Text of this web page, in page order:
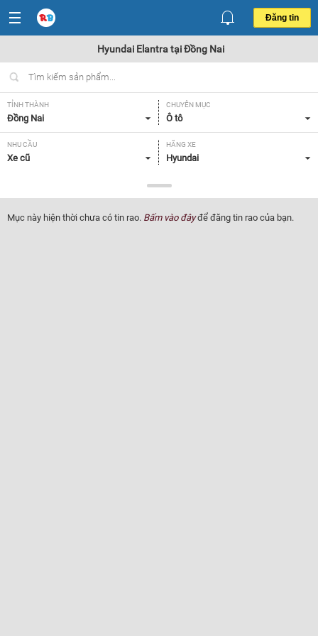
Đăng tin
Hyundai Elantra tại Đồng Nai
TỈNH THÀNH
Đồng Nai
CHUYÊN MỤC
Ô tô
NHU CẦU
Xe cũ
HÃNG XE
Hyundai
Elantra
NĂM SẢN XUẤT
Tất cả
GIÁ XE XUẤT XỨ
Mục này hiện thời chưa có tin rao. Bấm vào đâyđể đăng tin rao của bạn.